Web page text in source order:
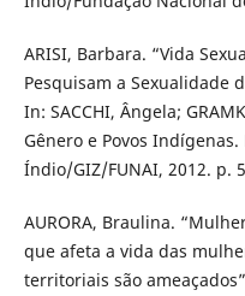
ARISI, Barbara. “Vida
Pesquisam a Sexualidade
In: SACCHI, Ângela;
Gênero e Povos
Índio/GIZ/FUNAI, 2012. p.
AURORA, Braulina.
que afeta a vida das
territoriais são